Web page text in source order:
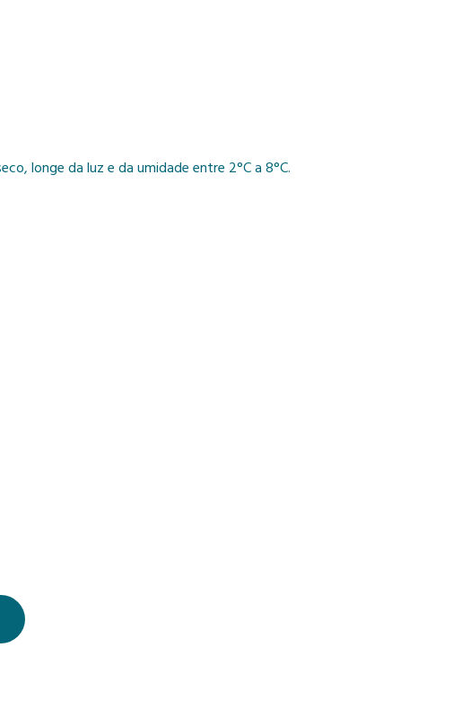
longe da luz e da umidade entre 2°C a 8°C.